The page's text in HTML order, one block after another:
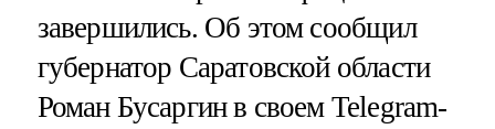
завершились. Об этом сообщил
губернатор Саратовской области
Роман Бусаргин в своем Telegram-